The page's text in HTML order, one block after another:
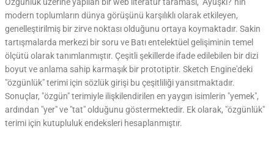
modern toplumların dünya görüşünü karşılıklı olarak etkileyen,
genelleştirilmiş bir zirve noktası olduğunu ortaya koymaktadır. Sakin
tartışmalarda merkezi bir soru ve Batı entelektüel gelişiminin temel
ölçütü olarak tanımlanmıştır. Çeşitli şekillerde ifade edilebilen bir dizi
boyut ve anlama sahip karmaşık bir prototiptir. Sketch Engine'deki
"özgünlük" terimi için sözlük girişi bu çeşitliliği yansıtmaktadır.
Sonuçlar, "özgün" terimiyle ilişkilendirilen en yaygın isimlerin "yemek",
ardından "yer" ve "tat" olduğunu göstermektedir. Ek olarak, "özgünlük"
terimi için kutupluluk endeksleri hesaplanmıştır.